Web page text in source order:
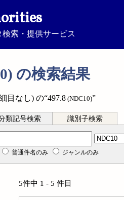
索・提供サービス
の検索結果
目なし) の“497.8 (NDC10)”
類記号検索 識別子検索
普通件名のみ ジャンルのみ
5件中 1 - 5 件目